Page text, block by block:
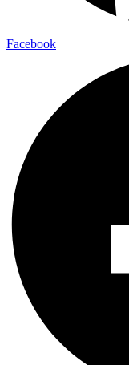
Facebook